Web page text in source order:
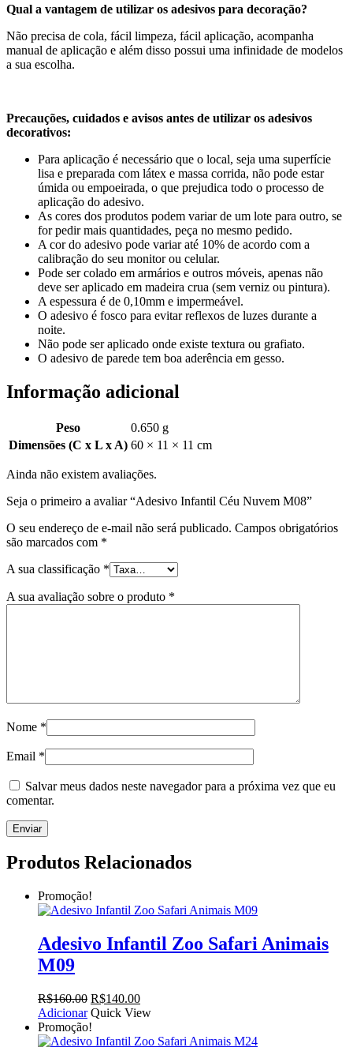
Qual a vantagem de utilizar os adesivos para decoração?
Não precisa de cola, fácil limpeza, fácil aplicação, acompanha
manual de aplicação e além disso possui uma infinidade de modelos
a sua escolha.
Precauções, cuidados e avisos antes de utilizar os adesivos
decorativos:
Para aplicação é necessário que o local, seja uma superfície
lisa e preparada com látex e massa corrida, não pode estar
úmida ou empoeirada, o que prejudica todo o processo de
aplicação do adesivo.
As cores dos produtos podem variar de um lote para outro, se
for pedir mais quantidades, peça no mesmo pedido.
A cor do adesivo pode variar até 10% de acordo com a
calibração do seu monitor ou celular.
Pode ser colado em armários e outros móveis, apenas não
deve ser aplicado em madeira crua (sem verniz ou pintura).
A espessura é de 0,10mm e impermeável.
O adesivo é fosco para evitar reflexos de luzes durante a
noite.
Não pode ser aplicado onde existe textura ou grafiato.
O adesivo de parede tem boa aderência em gesso.
Informação adicional
Peso
0.650 g
Dimensões (C x L x A) 60 × 11 × 11 cm
Ainda não existem avaliações.
Seja o primeiro a avaliar “Adesivo Infantil Céu Nuvem M08”
O seu endereço de e-mail não será publicado. Campos obrigatórios
são marcados com *
A sua classificação *
A sua avaliação sobre o produto *
Nome *
Email *
Salvar meus dados neste navegador para a próxima vez que eu
comentar.
Produtos Relacionados
Promoção!
Adesivo Infantil Zoo Safari Animais
M09
R$160.00 O
preço
original
era:
R$140.00O
preço
é:
Adicionar Quick View
Promoção!